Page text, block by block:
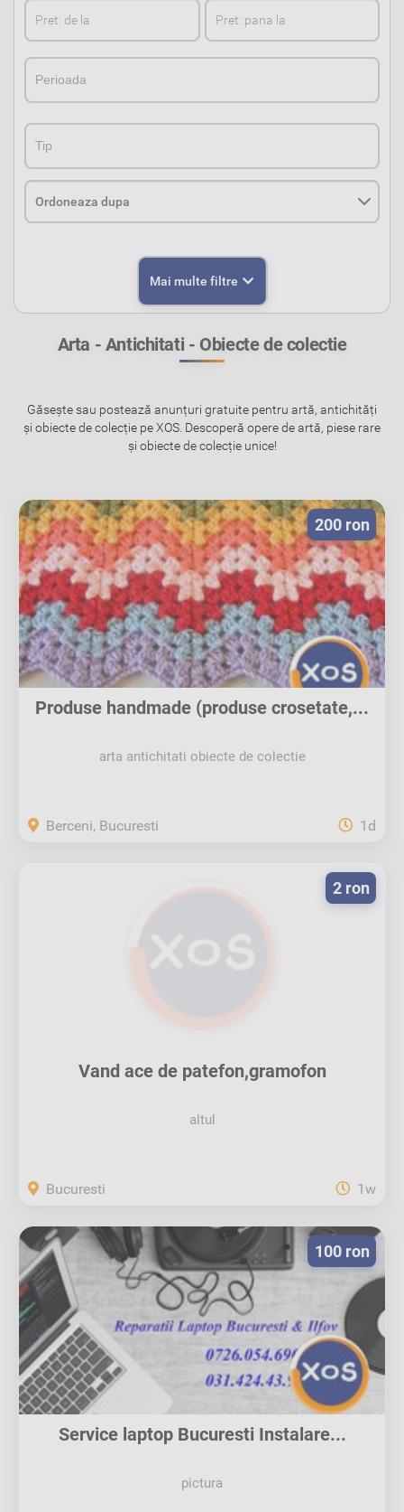
Mai multe filtre
Arta - Antichitati - Obiecte de colectie
Găsește sau postează anunțuri gratuite pentru artă, antichități
și obiecte de colecție pe XOS. Descoperă opere de artă, piese rare
și obiecte de colecție unice!
Produse handmade (produse crosetate,...
arta antichitati obiecte de colectie
200 ron
Berceni, Bucuresti 1d
Vand ace de patefon,gramofon
altul
2 ron
Bucuresti 1w
Service laptop Bucuresti Instalare...
pictura
100 ron